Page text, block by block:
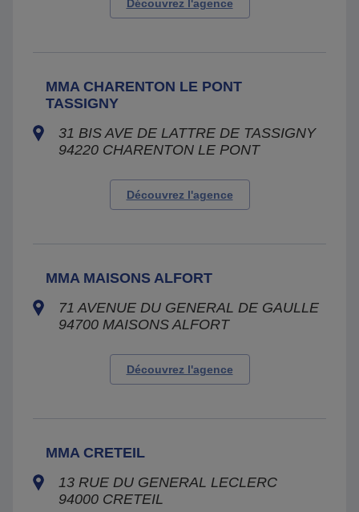
Découvrez l'agence
MMA CHARENTON LE PONT
TASSIGNY
31 BIS AVE DE LATTRE DE TASSIGNY
94220 CHARENTON LE PONT
Découvrez l'agence
MMA MAISONS ALFORT
71 AVENUE DU GENERAL DE GAULLE
94700 MAISONS ALFORT
Découvrez l'agence
MMA CRETEIL
13 RUE DU GENERAL LECLERC
94000 CRETEIL